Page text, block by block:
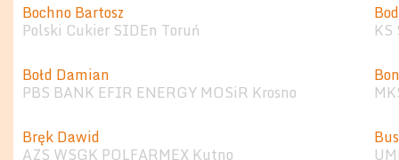
Bochno Bartosz
Polski Cukier SIDEn Toruń
Bołd Damian
PBS BANK EFIR ENERGY MOSiR Krosno
Bręk Dawid
AZS WSGK POLFARMEX Kutno